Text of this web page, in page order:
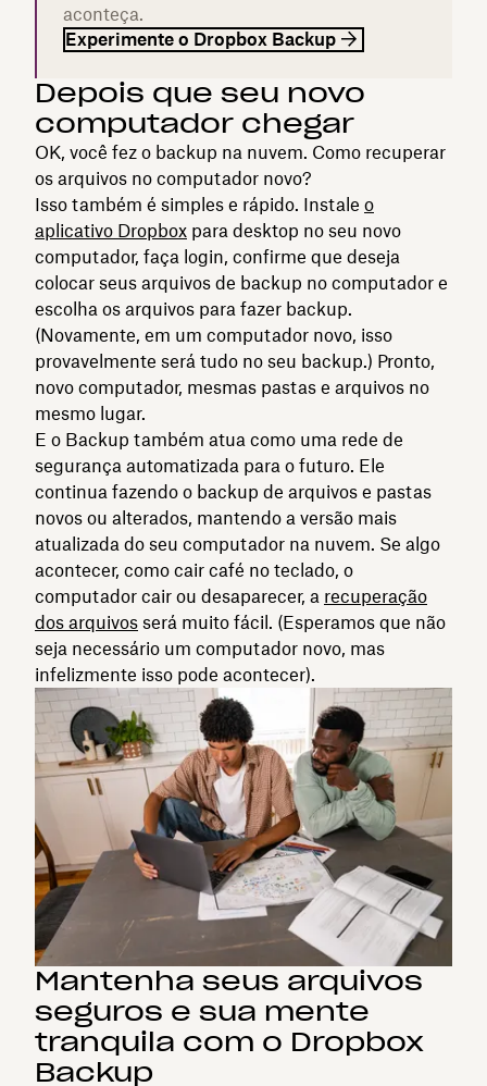
aconteça.
Experimente o Dropbox Backup
Depois que seu novo
computador chegar
OK, você fez o backup na nuvem. Como recuperar
os arquivos no computador novo?
Isso também é simples e rápido. Instale o
aplicativo Dropbox para desktop no seu novo
computador, faça login, confirme que deseja
colocar seus arquivos de backup no computador e
escolha os arquivos para fazer backup.
(Novamente, em um computador novo, isso
provavelmente será tudo no seu backup.) Pronto,
novo computador, mesmas pastas e arquivos no
mesmo lugar.
E o Backup também atua como uma rede de
segurança automatizada para o futuro. Ele
continua fazendo o backup de arquivos e pastas
novos ou alterados, mantendo a versão mais
atualizada do seu computador na nuvem. Se algo
acontecer, como cair café no teclado, o
computador cair ou desaparecer, a recuperação
dos arquivos será muito fácil. (Esperamos que não
seja necessário um computador novo, mas
infelizmente isso pode acontecer).
Mantenha seus arquivos
seguros e sua mente
tranquila com o Dropbox
Backup